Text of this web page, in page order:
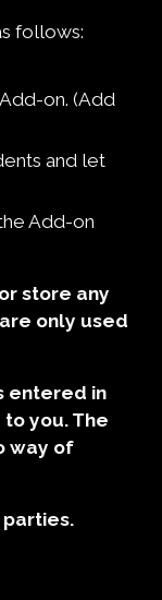
follows:
on. (Add
and let
Add-on
store any
only used
entered in
you. The
way of